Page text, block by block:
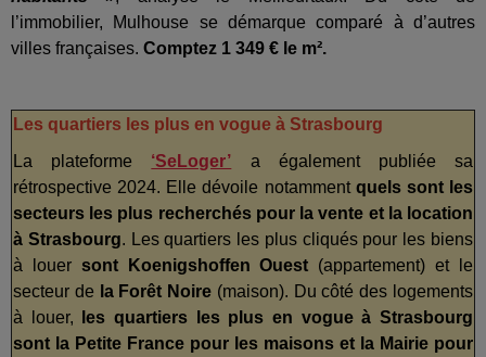
l’immobilier, Mulhouse se démarque comparé à d’autres
villes françaises. Comptez 1 349 € le m².
Les quartiers les plus en vogue à Strasbourg
La plateforme ‘SeLoger’ a également publiée sa
rétrospective 2024. Elle dévoile notamment quels sont les
secteurs les plus recherchés pour la vente et la location
à Strasbourg. Les quartiers les plus cliqués pour les biens
à louer sont Koenigshoffen Ouest (appartement) et le
secteur de la Forêt Noire (maison). Du côté des logements
à louer,
les quartiers les plus en vogue à Strasbourg
sont la Petite France pour les maisons et la Mairie pour